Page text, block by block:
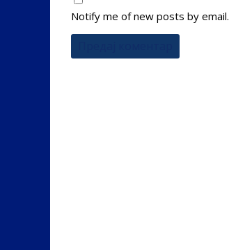
Notify me of new posts by email.